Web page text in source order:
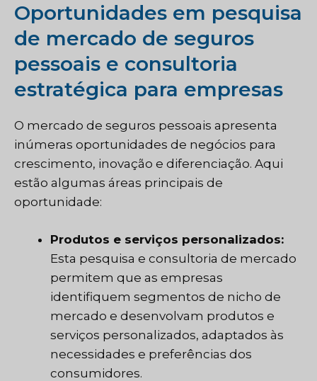
Oportunidades em pesquisa
de mercado de seguros
pessoais e consultoria
estratégica para empresas
O mercado de seguros pessoais apresenta
inúmeras oportunidades de negócios para
crescimento, inovação e diferenciação. Aqui
estão algumas áreas principais de
oportunidade:
Produtos e serviços personalizados:
Esta pesquisa e consultoria de mercado
permitem que as empresas
identifiquem segmentos de nicho de
mercado e desenvolvam produtos e
serviços personalizados, adaptados às
necessidades e preferências dos
consumidores.